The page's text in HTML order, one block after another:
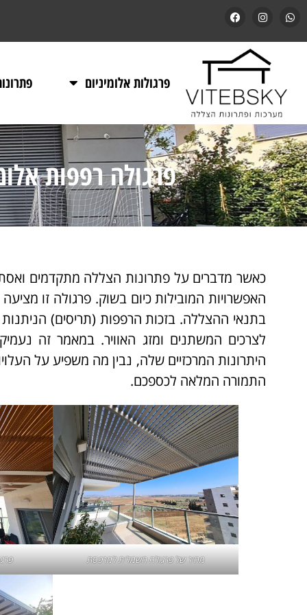
פרגולות אלומיניום
פרגולה רפפות
כאשר מדברים על פתרונות הצללה מתקדמים
האפשרויות המובילות כיום בשוק. פרגולה זו
בתנאי ההצללה. בזכות הרפפות (תריסים)
לצרכים המשתנים ומזג האוויר. במאמר זה
היתרונות המרכזיים שלה, נבין מה משפיע על
התמורה המלאה לכספכם.
מחיר של פרגולה חשמלית למרפסת